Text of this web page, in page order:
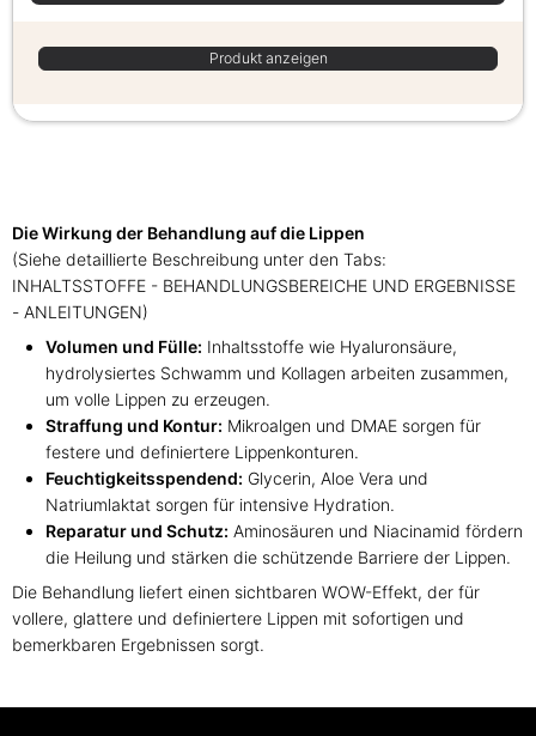
Produkt anzeigen
Die Wirkung der Behandlung auf die Lippen
(Siehe detaillierte Beschreibung unter den Tabs:
INHALTSSTOFFE - BEHANDLUNGSBEREICHE UND ERGEBNISSE
- ANLEITUNGEN)
Volumen und Fülle: Inhaltsstoffe wie Hyaluronsäure,
hydrolysiertes Schwamm und Kollagen arbeiten zusammen,
um volle Lippen zu erzeugen.
Straffung und Kontur: Mikroalgen und DMAE sorgen für
festere und definiertere Lippenkonturen.
Feuchtigkeitsspendend: Glycerin, Aloe Vera und
Natriumlaktat sorgen für intensive Hydration.
Reparatur und Schutz: Aminosäuren und Niacinamid fördern
die Heilung und stärken die schützende Barriere der Lippen.
Die Behandlung liefert einen sichtbaren WOW-Effekt, der für
vollere, glattere und definiertere Lippen mit sofortigen und
bemerkbaren Ergebnissen sorgt.